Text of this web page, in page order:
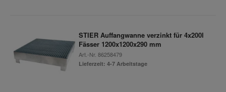
STIER Auffangwanne verzinkt für 4x200l
Fässer 1200x1200x290 mm
Art.-Nr. 86258479
Lieferzeit: 4-7 Arbeitstage